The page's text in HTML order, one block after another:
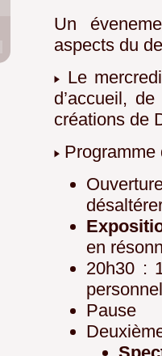
Un
aspects du
Le
d’accueil,
créations de
Programme
en
20h30 :
Pause